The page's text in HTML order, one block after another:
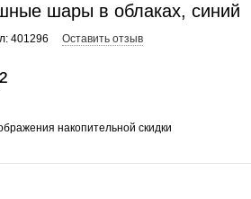
шары в облаках, синий
401296 Оставить отзыв
накопительной скидки